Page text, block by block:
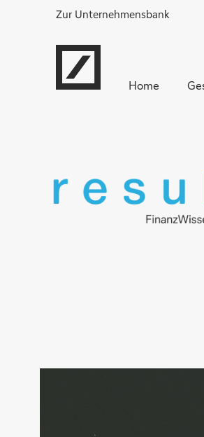
Zur Unternehmensbank
Home